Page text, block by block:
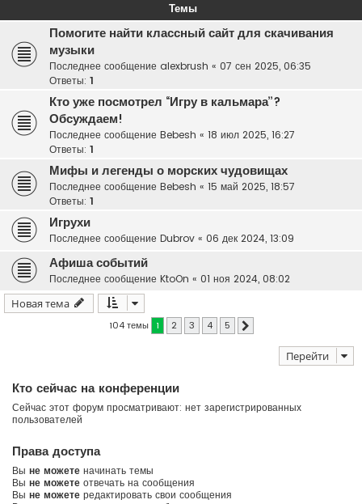
Темы
Помогите найти классный сайт для скачивания
музыки
Последнее сообщение alexbrush « 07 сен 2025, 06:35
Ответы: 1
Кто уже посмотрел “Игру в кальмара”?
Обсуждаем!
Последнее сообщение Bebesh « 18 июл 2025, 16:27
Ответы: 1
Мифы и легенды о морских чудовищах
Последнее сообщение Bebesh « 15 май 2025, 18:57
Ответы: 1
Игрухи
Последнее сообщение Dubrov « 06 дек 2024, 13:09
Афиша событий
Последнее сообщение KtoOn « 01 ноя 2024, 08:02
Новая тема
104 темы 1 2 3 4 5
Перейти
Кто сейчас на конференции
Сейчас этот форум просматривают: нет зарегистрированных
пользователей
Права доступа
Вы не можете начинать темы
Вы не можете отвечать на сообщения
Вы не можете редактировать свои сообщения